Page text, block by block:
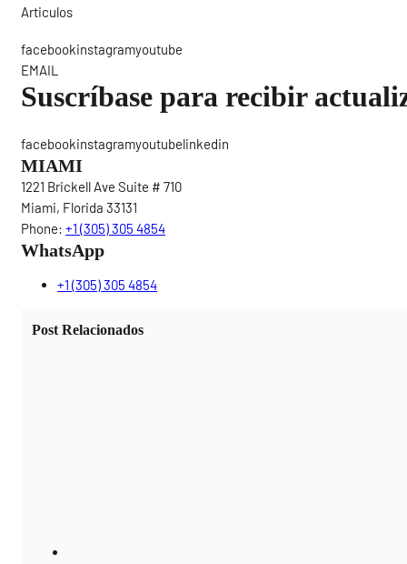
Articulos
facebookinstagramyoutube
EMAIL
Suscríbase para recibir
facebookinstagramyoutubelinkedin
MIAMI
1221 Brickell Ave Suite # 710
Miami, Florida 33131
Phone: +1 (305) 305 4854
WhatsApp
+1 (305) 305 4854
Post Relacionados